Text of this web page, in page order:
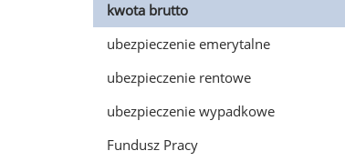
kwota brutto
ubezpieczenie emerytalne
ubezpieczenie rentowe
ubezpieczenie wypadkowe
Fundusz Pracy